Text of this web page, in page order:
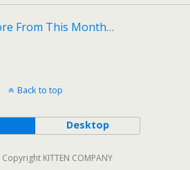
From This Month…
Back to top
Desktop
KITTEN COMPANY